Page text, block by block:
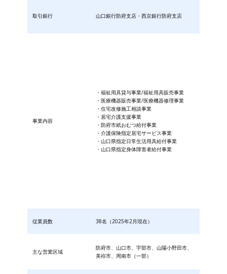
取引銀行 山口銀行防府支店・西京銀行防府支店
事業内容
・福祉用具貸与事業/福祉用具販売事業
・医療機器販売事業/医療機器修理事業
・住宅改修施工相談事業
・居宅介護支援事業
・防府市紙おむつ給付事業
・​介護保険指定居宅サービス事業
・山口県指定日常生活用具給付事業
・山口県指定身体障害者給付事業
従業員数 38名（2025年2月現在）
主な営業区域
防府市、山口市、宇部市、山陽小野田市、
美祢市、周南市（一部）